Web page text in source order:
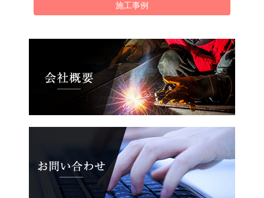
施工事例